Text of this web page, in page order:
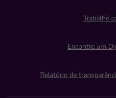
Trabalhe
Encontre um
Relatório de